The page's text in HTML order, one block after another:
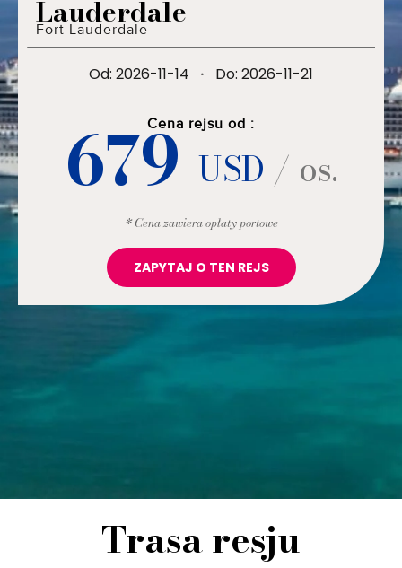
Lauderdale
Fort Lauderdale
Od: 2026-11-14 · Do: 2026-11-21
Cena rejsu od :
679USD / os.
* Cena zawiera opłaty portowe
ZAPYTAJ O TEN REJS
Trasa resju